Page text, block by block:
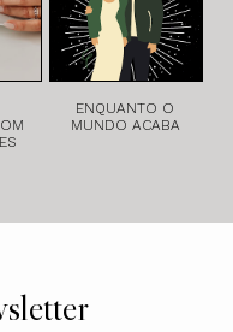
ENQUANTO O
MUNDO ACABA